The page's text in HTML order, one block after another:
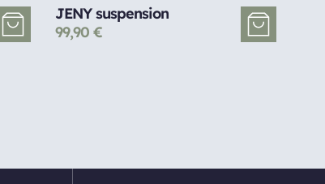
JENY suspension
99,90 €